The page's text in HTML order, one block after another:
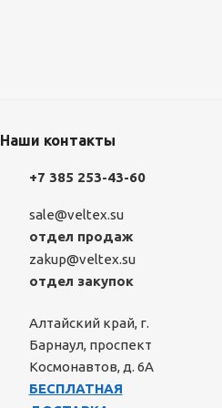
Наши контакты
+7 385 253-43-60
sale@veltex.su
отдел продаж
zakup@veltex.su
отдел закупок
Алтайский край, г.
Барнаул, проспект
Космонавтов, д. 6А
БЕСПЛАТНАЯ